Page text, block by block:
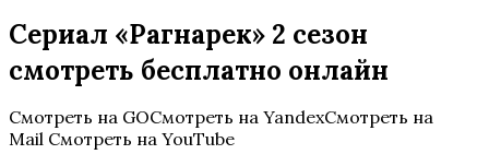
Сериал «Рагнарек» 2 сезон
смотреть бесплатно онлайн
Смотреть на GOСмотреть на YandexСмотреть на
Mail Смотреть на YouTube